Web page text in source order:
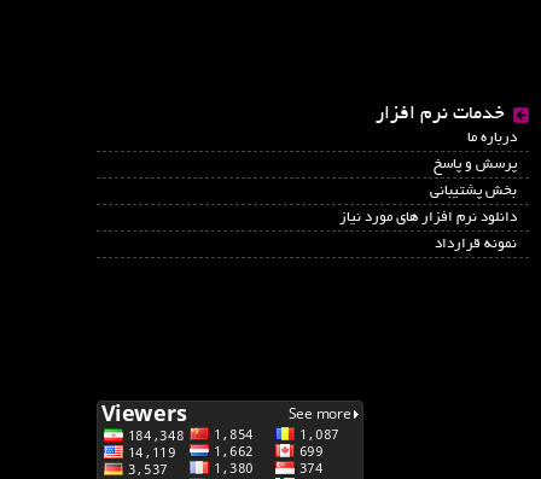
خدمات نرم افزار
درباره ما
پرسش و پاسخ
بخش پشتیبانی
دانلود نرم افزار های مورد نیاز
نمونه قرارداد